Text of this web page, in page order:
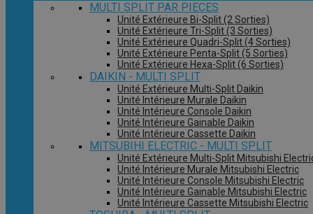
MULTI SPLIT PAR PIECES
Unité Extérieure Bi-Split (2 Sorties)
Unité Extérieure Tri-Split (3 Sorties)
Unité Extérieure Quadri-Split (4 Sorties)
Unité Extérieure Penta-Split (5 Sorties)
Unité Extérieure Hexa-Split (6 Sorties)
DAIKIN - MULTI SPLIT
Unité Extérieure Multi-Split Daikin
Unité Intérieure Murale Daikin
Unité Intérieure Console Daikin
Unité Intérieure Gainable Daikin
Unité Intérieure Cassette Daikin
MITSUBIHI ELECTRIC - MULTI SPLIT
Unité Extérieure Multi-Split Mitsubishi
Unité Intérieure Murale Mitsubishi Electric
Unité Intérieure Console Mitsubishi Electric
Unité Intérieure Gainable Mitsubishi Electric
Unité Intérieure Cassette Mitsubishi Electric